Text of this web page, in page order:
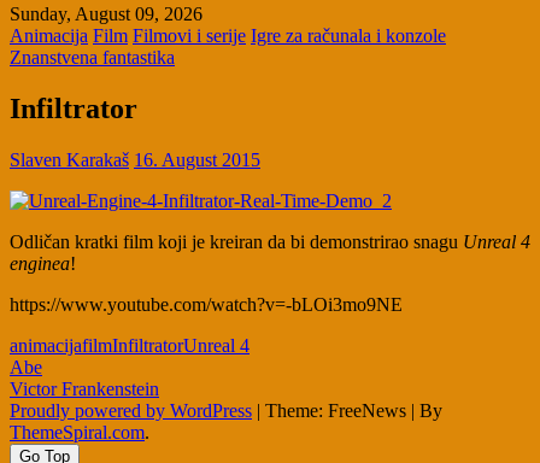
Sunday, August 09, 2026
Animacija Film Filmovi i serije Igre za računala i konzole
Znanstvena fantastika
Infiltrator
Slaven Karakaš 16. August 2015
Odličan kratki film koji je kreiran da bi demonstrirao snagu Unreal 4
enginea!
https://www.youtube.com/watch?v=-bLOi3mo9NE
animacijafilmInfiltratorUnreal 4
Post
navigation
Abe
Victor Frankenstein
Proudly powered by WordPress | Theme: FreeNews | By
ThemeSpiral.com.
Go Top